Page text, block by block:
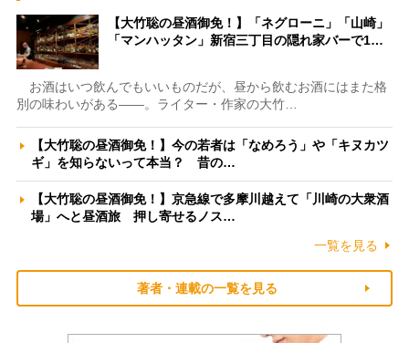
【大竹聡の昼酒御免！】「ネグローニ」「山崎」
「マンハッタン」新宿三丁目の隠れ家バーで1…
お酒はいつ飲んでもいいものだが、昼から飲むお酒にはまた格
別の味わいがある――。ライター・作家の大竹…
【大竹聡の昼酒御免！】今の若者は「なめろう」や「キヌカツ
ギ」を知らないって本当？ 昔の…
【大竹聡の昼酒御免！】京急線で多摩川越えて「川崎の大衆酒
場」へと昼酒旅 押し寄せるノス…
一覧を見る
著者・連載の一覧を見る